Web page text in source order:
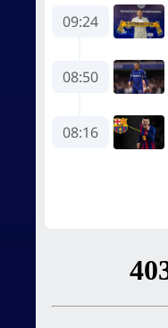
09:24
08:50
08:16